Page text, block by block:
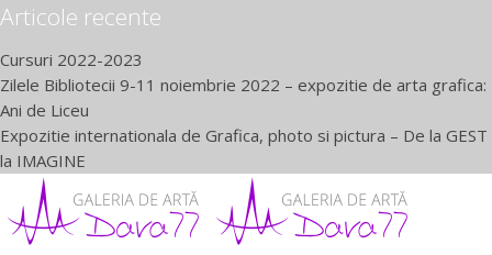
Articole recente
Cursuri 2022-2023
Zilele Bibliotecii 9-11 noiembrie 2022 – expozitie de arta grafica:
Ani de Liceu
Expozitie internationala de Grafica, photo si pictura – De la GEST
la IMAGINE